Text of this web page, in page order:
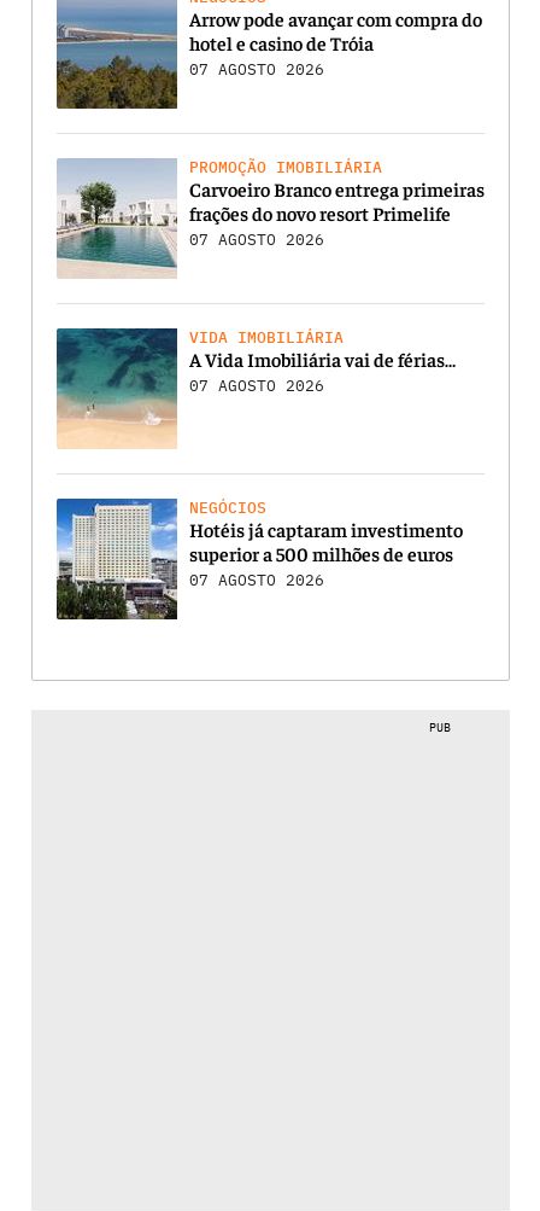
Arrow pode avançar com compra do
hotel e casino de Tróia
07 AGOSTO 2026
PROMOÇÃO IMOBILIÁRIA
Carvoeiro Branco entrega primeiras
frações do novo resort Primelife
07 AGOSTO 2026
VIDA IMOBILIÁRIA
A Vida Imobiliária vai de férias…
07 AGOSTO 2026
NEGÓCIOS
Hotéis já captaram investimento
superior a 500 milhões de euros
07 AGOSTO 2026
PUB